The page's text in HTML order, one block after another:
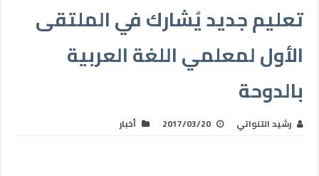
تعليم جديد يُشارك في الملتقى
الأول لمعلمي اللغة العربية
بالدوحة
رشيد التلواتي 2017/03/20 أخبار